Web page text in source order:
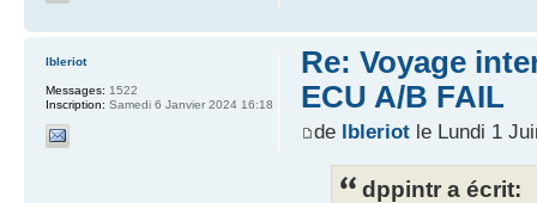
Re: Voyage
ECU A/B FAIL
de lbleriotle Lundi 1
dppintr a écrit:
lbleriot
Messages: 1522
Inscription: Samedi 6 Janvier 2024 16:18